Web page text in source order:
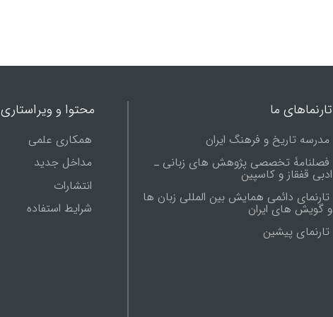
تارنماهای ما
مدرسه تاریخ و فرهنگ ایران
فصلنامۀ تخصصی پژوهش های زبانی ـ
ادبی قفقاز و کاسپین
تارنمای دائمی همایش بین المللی زبان ها
و گویش های ایران
تارنماى پيشين
محتوا و ویراستاری
همکاری علمی
مداخل جدید
انتشارات
شرایط استفاده